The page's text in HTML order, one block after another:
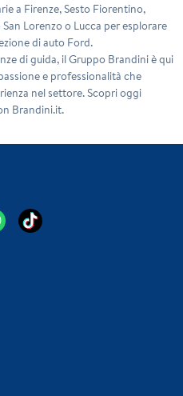
a Firenze, Sesto Fiorentino,
Lorenzo o Lucca per esplorare
di auto Ford.
di guida, il Gruppo Brandini è qui
e professionalità che
nel settore. Scopri oggi
Brandini.it.